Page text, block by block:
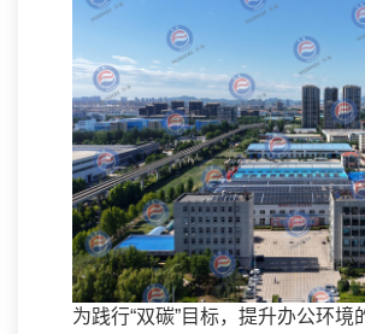
为践行“双碳”目标，提升办公环境